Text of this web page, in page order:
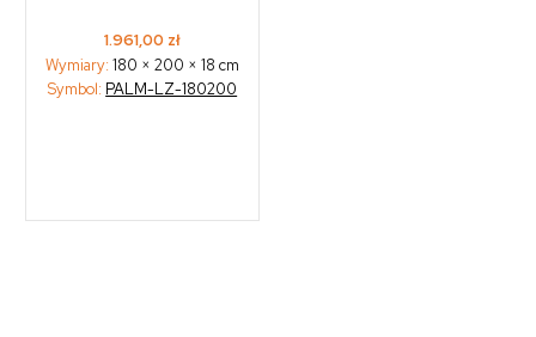
1.961,00 zł
Wymiary:180 × 200 × 18 cm
Symbol: PALM-LZ-180200